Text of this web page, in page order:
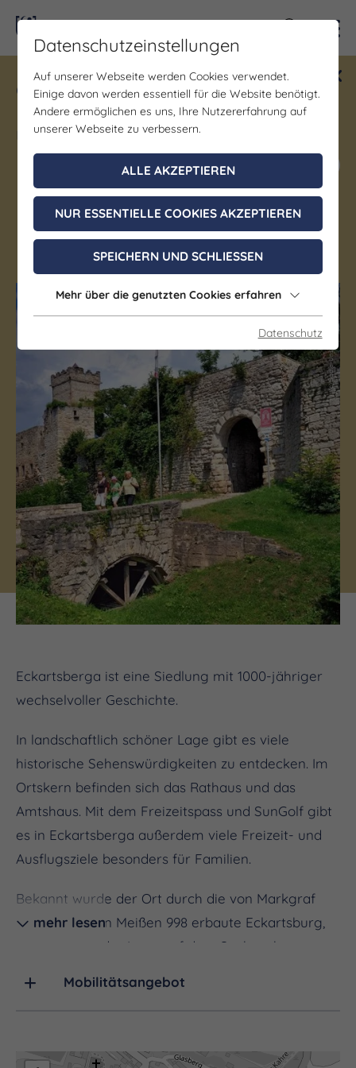
Gewinne ein Blind Date mit Saale-
Unstrut! Teilnahme vom 1.7. - 18.12.
möglich.
Jetzt mitmachen
Eckartsberga
(c) Saale-Unstrut-Tourismus e. V.
Eckartsberga ist eine Siedlung mit 1000-jähriger
wechselvoller Geschichte.
In landschaftlich schöner Lage gibt es viele
historische Sehenswürdigkeiten zu entdecken. Im
Ortskern befinden sich das Rathaus und das
Amtshaus. Mit dem Freizeitspass und SunGolf gibt
es in Eckartsberga außerdem viele Freizeit- und
Ausflugsziele besonders für Familien.
Bekannt wurde der Ort durch die von Markgraf
Ekkehard I. von Meißen 998 erbaute Eckartsburg,
die aufgrund der Lage auf dem Sachsenberg an
Eckartsberga hatte im späten Mittelalter
mehr lesen
Mobilitätsangebot
Datenschutzeinstellungen
Auf unserer Webseite werden Cookies verwendet.
Einige davon werden essentiell für die Website benötigt.
Andere ermöglichen es uns, Ihre Nutzererfahrung auf
unserer Webseite zu verbessern.
ALLE AKZEPTIEREN
NUR ESSENTIELLE COOKIES AKZEPTIEREN
SPEICHERN UND SCHLIESSEN
Mehr über die genutzten Cookies erfahren
Datenschutz